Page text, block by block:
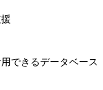
できるデータベース